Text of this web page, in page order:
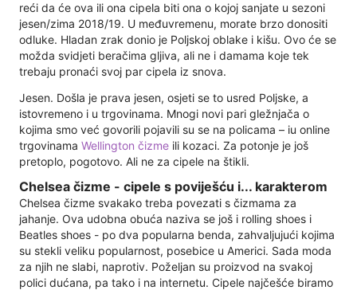
reći da će ova ili ona cipela biti ona o kojoj sanjate u sezoni
jesen/zima 2018/19. U međuvremenu, morate brzo donositi
odluke. Hladan zrak donio je Poljskoj oblake i kišu. Ovo će se
možda svidjeti beračima gljiva, ali ne i damama koje tek
trebaju pronaći svoj par cipela iz snova.
Jesen. Došla je prava jesen, osjeti se to usred Poljske, a
istovremeno i u trgovinama. Mnogi novi pari gležnjača o
kojima smo već govorili pojavili su se na policama – iu online
trgovinama Wellington čizme ili kozaci. Za potonje je još
pretoplo, pogotovo. Ali ne za cipele na štikli.
Chelsea čizme - cipele s poviješću i... karakterom
Chelsea čizme svakako treba povezati s čizmama za
jahanje. Ova udobna obuća naziva se još i rolling shoes i
Beatles shoes - po dva popularna benda, zahvaljujući kojima
su stekli veliku popularnost, posebice u Americi. Sada moda
za njih ne slabi, naprotiv. Poželjan su proizvod na svakoj
polici dućana, pa tako i na internetu. Cipele najčešće biramo